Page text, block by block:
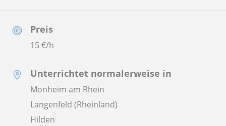
Preis
15€/h
Unterrichtet normalerweise in
Monheim am Rhein
Langenfeld (Rheinland)
Hilden